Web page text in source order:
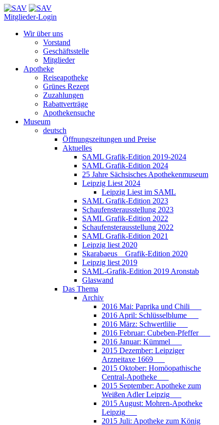
Mitglieder-Login
Wir über uns
Vorstand
Geschäftsstelle
Mitglieder
Apotheke
Reiseapotheke
Grünes Rezept
Zuzahlungen
Rabattverträge
Apothekensuche
Museum
deutsch
Öffnungszeitungen und Preise
Aktuelles
SAML Grafik-Edition 2019-2024
SAML Grafik-Edition 2024
25 Jahre Sächsisches Apothekenmuseum
Leipzig Liest 2024
Leipzig Liest im SAML
SAML Grafik-Edition 2023
Schaufensterausstellung 2023
SAML Grafik-Edition 2022
Schaufensterausstellung 2022
SAML Grafik-Edition 2021
Leipzig liest 2020
Skarabaeus _ Grafik-Edition 2020
Leipzig liest 2019
SAML-Grafik-Edition 2019 Aronstab
Glaswand
Das Thema
Archiv
2016 Mai: Paprika und Chili___
2016 April: Schlüsselblume___
2016 März: Schwertlilie___
2016 Februar: Cubeben-Pfeffer___
2016 Januar: Kümmel___
2015 Dezember: Leipziger
Arzneitaxe 1669___
2015 Oktober: Homöopathische
Central-Apotheke___
2015 September: Apotheke zum
Weißen Adler Leipzig___
2015 August: Mohren-Apotheke
Leipzig___
2015 Juli: Apotheke zum König